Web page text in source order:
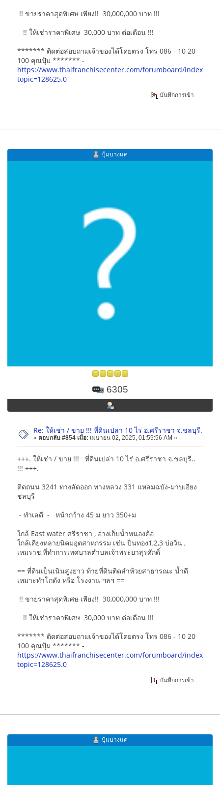
!! ขายราคาสุดพิเศษ เพียง!! 30,000,000 บาท !!!
!! ให้เช่าราคาพิเศษ 30,000 บาท ต่อเดือน !!!
******* ติดต่อสอบถามเจ้าของได้โดยตรง โทร 086 - 10 20
100 คุณปุ้ม ******* -
https://www.thaifranchisecenter.com/forumboard/
topic=128625.0
บันทึกการเข้า
ปุ้มบางแค
6305
Re: ให้เช่า / ขาย !!! ที่ดินเปล่า 10 ไร่ อ.ศรีราชา จ.ชลบุรี.
« ตอบกลับ #854 เมื่อ: เมษายน 02, 2025, 01:59:56 AM »
+++. ให้เช่า / ขาย !!! ที่ดินเปล่า 10 ไร่ อ.ศรีราชา จ.ชลบุรี..
!!! +++.
ติดถนน 3241 ทางลัดออก ทางหลวง 331 แหลมฉบัง-มาบเอียง
ชลบุรี
- ทำเลดี - หน้ากว้าง 45 ม ยาว 350+ม
ใกล้ East water ศรีราชา , อ่างเก็บน้ำหนองค้อ
ใกล้เคียงหลายนิคมอุตสาหกรรม เช่น ปิ่นทอง1,2,3 บ่อวิน ,
เหมราช,ที่ทำการเทศบาลตำบลเจ้าพระยาสุรศักดิ์
== ที่ดินเป็นเนินสูงยาว ท้ายที่ดินติดลำห้วยสาธารณะ น้ำดี
เหมาะทำโกดัง หรือ โรงงาน ฯลฯ ==
!! ขายราคาสุดพิเศษ เพียง!! 30,000,000 บาท !!!
!! ให้เช่าราคาพิเศษ 30,000 บาท ต่อเดือน !!!
******* ติดต่อสอบถามเจ้าของได้โดยตรง โทร 086 - 10 20
100 คุณปุ้ม ******* -
https://www.thaifranchisecenter.com/forumboard/
topic=128625.0
บันทึกการเข้า
ปุ้มบางแค